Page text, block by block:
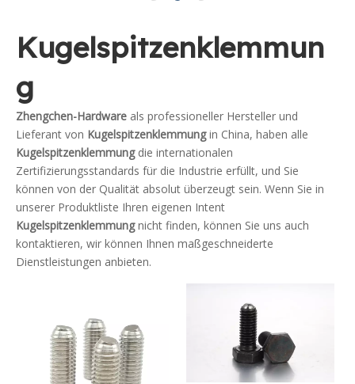
Kugelspitzenklemmun
g
Zhengchen-Hardware als professioneller Hersteller und
Lieferant von Kugelspitzenklemmungin China, haben alle
Kugelspitzenklemmungdie internationalen
Zertifizierungsstandards für die Industrie erfüllt, und Sie
können von der Qualität absolut überzeugt sein. Wenn Sie in
unserer Produktliste Ihren eigenen Intent
Kugelspitzenklemmungnicht finden, können Sie uns auch
kontaktieren, wir können Ihnen maßgeschneiderte
Dienstleistungen anbieten.